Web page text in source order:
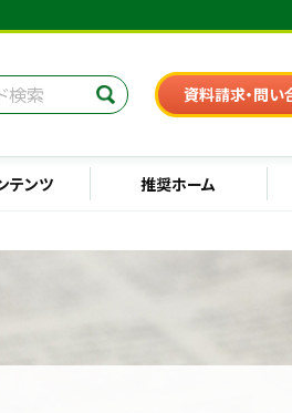
資料請求・問い
テンツ 推奨ホーム